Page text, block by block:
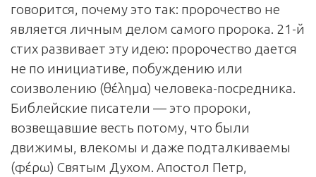
говорится, почему это так: пророчество не
является личным делом самого пророка. 21-й
стих развивает эту идею: пророчество дается
не по инициативе, побуждению или
соизволению (θέλημα) человека-посредника.
Библейские писатели — это пророки,
возвещавшие весть потому, что были
движимы, влекомы и даже подталкиваемы
(φέρω) Святым Духом. Апостол Петр,